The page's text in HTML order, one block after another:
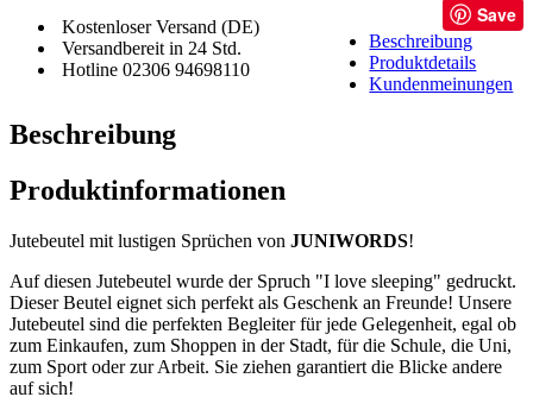
Kostenloser Versand (DE)
Versandbereit in 24 Std.
Hotline 02306 94698110
Save
Beschreibung
Produktdetails
Kundenmeinungen
Beschreibung
Produktinformationen
Jutebeutel mit lustigen Sprüchen von JUNIWORDS!
Auf diesen Jutebeutel wurde der Spruch "I love sleeping" gedruckt.
Dieser Beutel eignet sich perfekt als Geschenk an Freunde! Unsere
Jutebeutel sind die perfekten Begleiter für jede Gelegenheit, egal ob
zum Einkaufen, zum Shoppen in der Stadt, für die Schule, die Uni,
zum Sport oder zur Arbeit. Sie ziehen garantiert die Blicke andere
auf sich!